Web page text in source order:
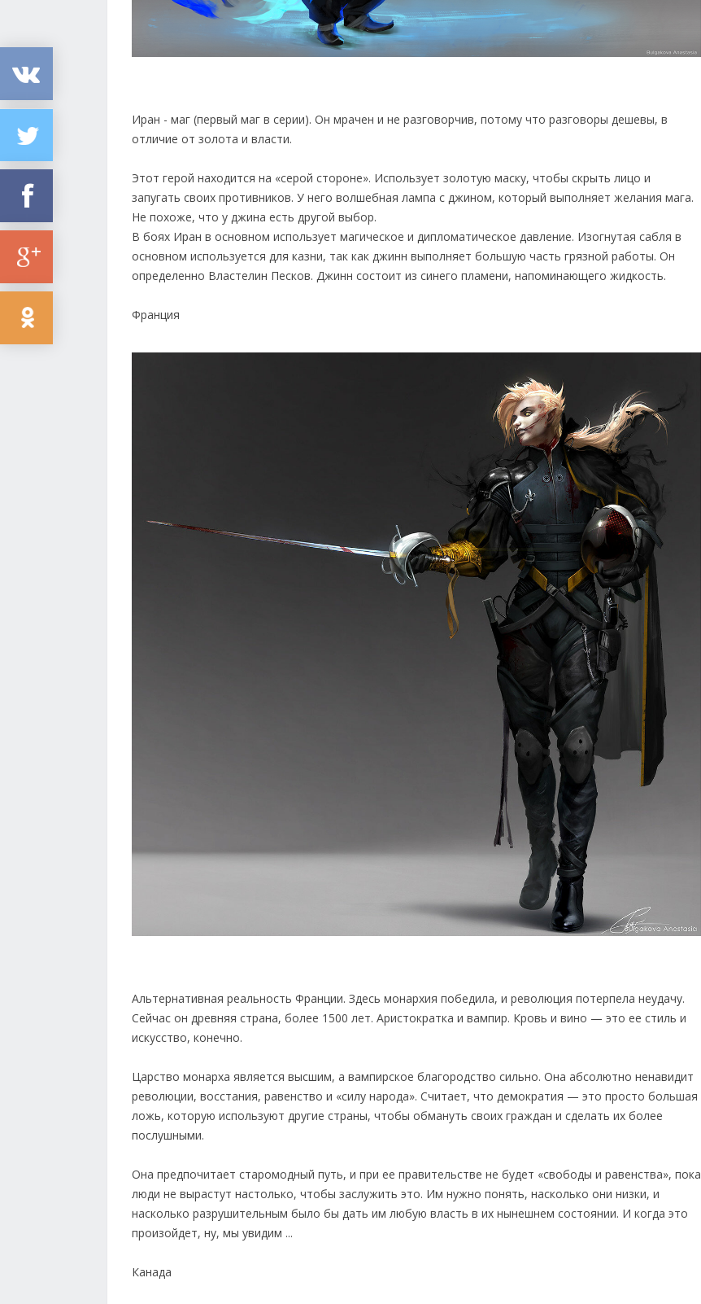
Иран - маг (первый маг в серии). Он мрачен и не разговорчив, потому что разговоры дешевы, в
отличие от золота и власти.
Этот герой находится на «серой стороне». Использует золотую маску, чтобы скрыть лицо и
запугать своих противников. У него волшебная лампа с джином, который выполняет желания мага.
Не похоже, что у джина есть другой выбор.
В боях Иран в основном использует магическое и дипломатическое давление. Изогнутая сабля в
основном используется для казни, так как джинн выполняет большую часть грязной работы. Он
определенно Властелин Песков. Джинн состоит из синего пламени, напоминающего жидкость.
Франция
Альтернативная реальность Франции. Здесь монархия победила, и революция потерпела неудачу.
Сейчас он древняя страна, более 1500 лет. Аристократка и вампир. Кровь и вино — это ее стиль и
искусство, конечно.
Царство монарха является высшим, а вампирское благородство сильно. Она абсолютно ненавидит
революции, восстания, равенство и «силу народа». Считает, что демократия — это просто большая
ложь, которую используют другие страны, чтобы обмануть своих граждан и сделать их более
послушными.
Она предпочитает старомодный путь, и при ее правительстве не будет «свободы и равенства», пока
люди не вырастут настолько, чтобы заслужить это. Им нужно понять, насколько они низки, и
насколько разрушительным было бы дать им любую власть в их нынешнем состоянии. И когда это
произойдет, ну, мы увидим ...
Канада